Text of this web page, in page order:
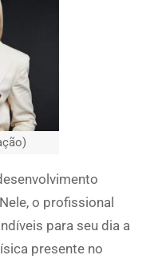
o profissional
para seu dia a
presente no